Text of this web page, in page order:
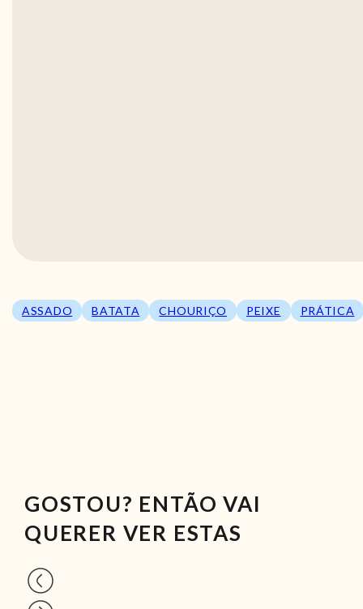
ASSADO BATATA CHOURIÇO PEIXE PRÁTICA
GOSTOU? ENTÃO VAI
QUERER VER ESTAS